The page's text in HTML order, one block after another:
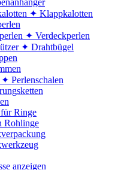
✦ Klappkalotten
✦ Verdeckperlen
✦ Drahtbügel
Perlenschalen
Ringe
Rohlinge
anzeigen